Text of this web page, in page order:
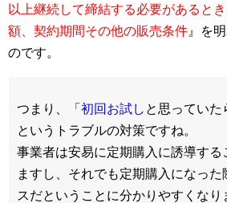
以上継続して締結する必要があると
額、契約期間その他の販売条件 』を
のです。
つまり、「 初回お試し と思っていた
というトラブルの対策ですね。
事業者は安易に定期購入に誘導する
ますし、それでも定期購入になった
スだということに分かりやすくなり